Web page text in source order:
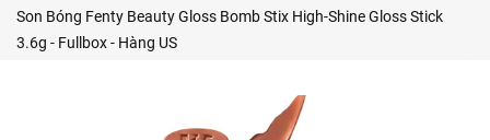
Son Bóng Fenty Beauty Gloss Bomb Stix High-Shine Gloss Stick
3.6g - Fullbox - Hàng US